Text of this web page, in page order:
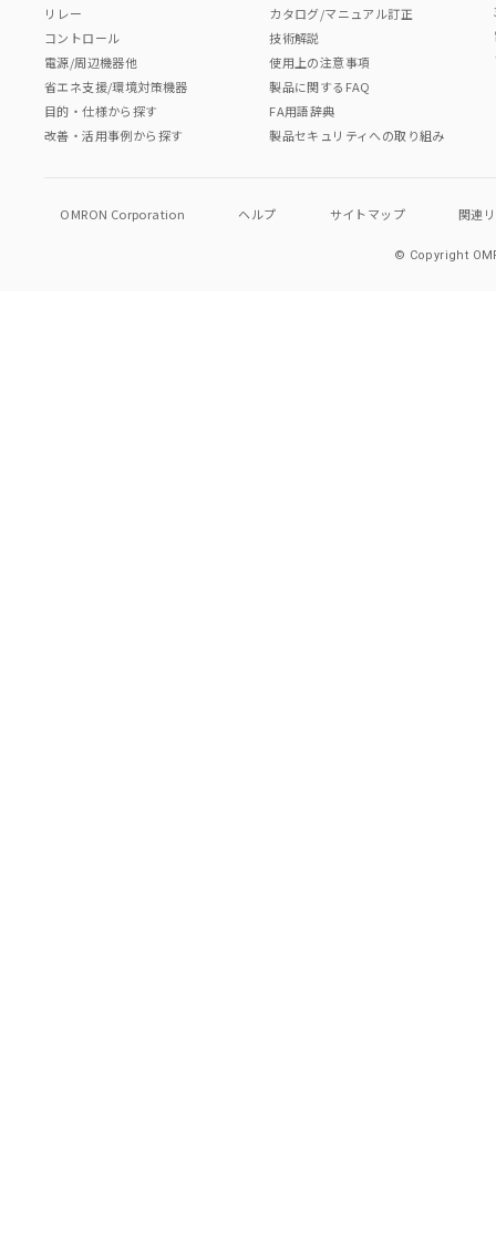
リレー
コントロール
電源/周辺機器他
省エネ支援/環境対策機器
目的・仕様から探す
改善・活用事例から探す
カタログ/マニュアル訂正
技術解説
使用上の注意事項
製品に関するFAQ
FA用語辞典
製品セキュリティへの取り組み
OMRON Corporation ヘルプ サイトマップ 関連
© Copyright